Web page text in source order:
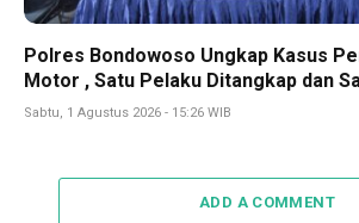
Polres Bondowoso Ungkap Kasus
Motor , Satu Pelaku Ditangkap dan
Sabtu, 1 Agustus 2026 - 15:26 WIB
ADD A COMMENT